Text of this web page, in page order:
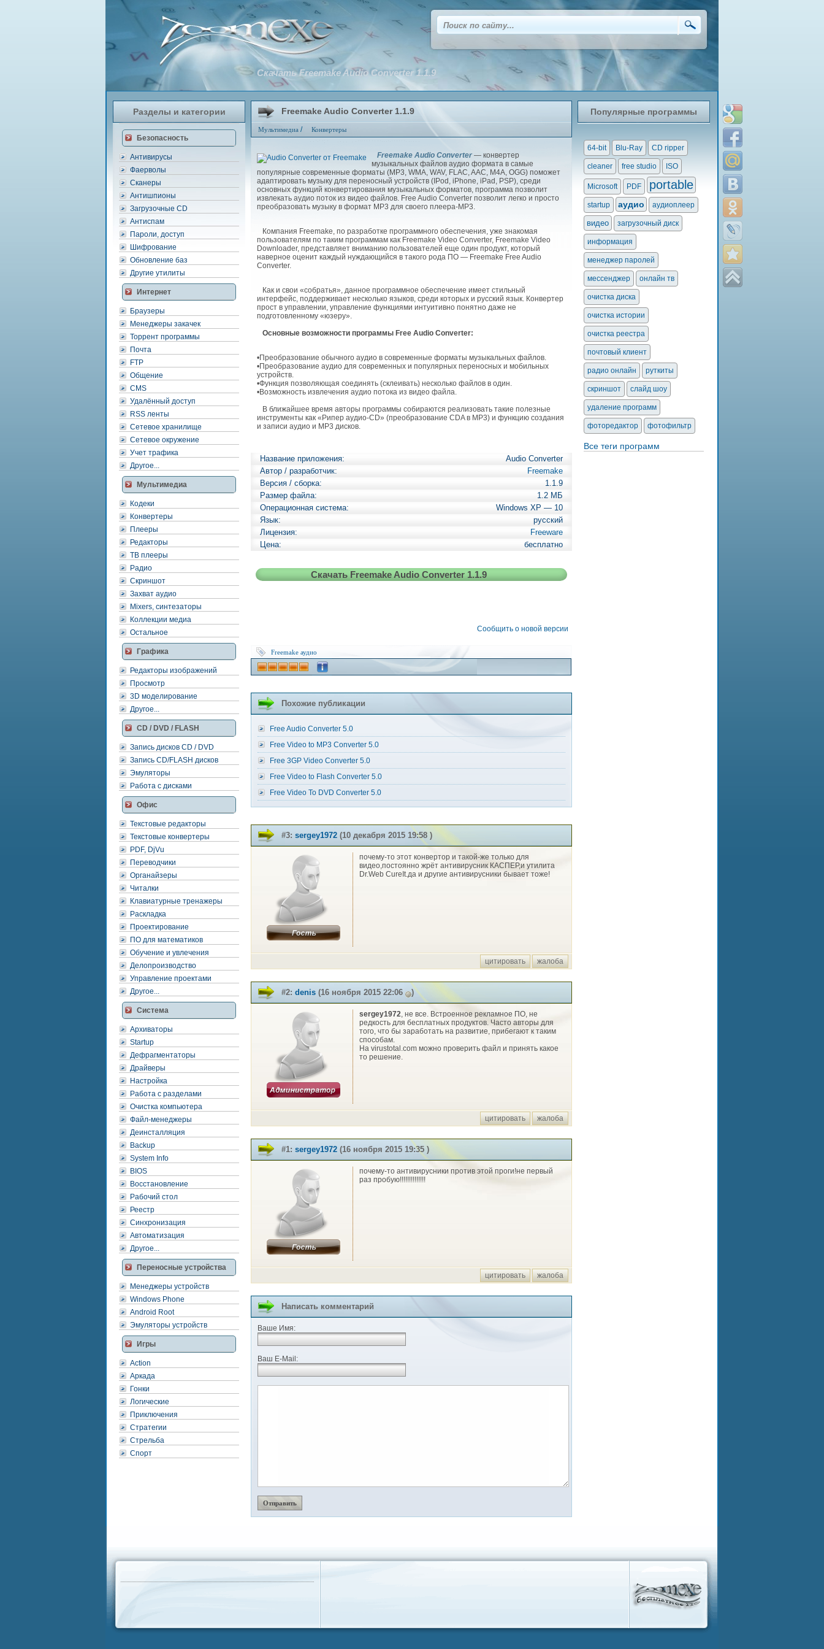
Разделы и категории
Безопасность
Антивирусы
Фаерволы
Сканеры
Антишпионы
Загрузочные CD
Антиспам
Пароли, доступ
Шифрование
Обновление баз
Другие утилиты
Интернет
Браузеры
Менеджеры закачек
Торрент программы
Почта
FTP
Общение
CMS
Удалённый доступ
RSS ленты
Сетевое хранилище
Сетевое окружение
Учет трафика
Другое...
Мультимедиа
Кодеки
Конвертеры
Плееры
Редакторы
ТВ плееры
Радио
Скриншот
Захват аудио
Mixers, синтезаторы
Коллекции медиа
Остальное
Графика
Редакторы изображений
Просмотр
3D моделирование
Другое...
CD / DVD / FLASH
Запись дисков CD / DVD
Запись CD/FLASH дисков
Эмуляторы
Работа с дисками
Офис
Текстовые редакторы
Текстовые конвертеры
PDF, DjVu
Переводчики
Органайзеры
Читалки
Клавиатурные тренажеры
Раскладка
Проектирование
ПО для математиков
Обучение и увлечения
Делопроизводство
Управление проектами
Другое...
Система
Архиваторы
Startup
Дефрагментаторы
Драйверы
Настройка
Работа с разделами
Очистка компьютера
Файл-менеджеры
Деинсталляция
Backup
System Info
BIOS
Восстановление
Рабочий стол
Реестр
Синхронизация
Автоматизация
Другое...
Переносные устройства
Менеджеры устройств
Windows Phone
Android Root
Эмуляторы устройств
Игры
Action
Аркада
Гонки
Логические
Приключения
Стратегии
Стрельба
Спорт
Freemake Audio Converter 1.1.9
Мультимедиа / Конвертеры
Скачать Freemake Audio Converter 1.1.9
Freemake Audio Converter — конвертер
музыкальных файлов аудио формата в самые
популярные современные форматы (MP3, WMA, WAV, FLAC, AAC, M4A, OGG) поможет
адаптировать музыку для переносный устройств (IPod, iPhone, iPad, PSP), среди
основных функций конвертирования музыкальных форматов, программа позволит
извлекать аудио поток из видео файлов. Free Audio Converter позволит легко и просто
преобразовать музыку в формат MP3 для своего плеера-MP3.
Компания Freemake, по разработке программного обеспечения, уже знакомая
пользователям по таким программам как Freemake Video Converter, Freemake Video
Downloader, представляет вниманию пользователей еще один продукт, который
наверное оценит каждый нуждающийся в такого рода ПО — Freemake Free Audio
Converter.
Как и свои «собратья», данное программное обеспечение имеет стильный
интерфейс, поддерживает несколько языков, среди которых и русский язык. Конвертер
прост в управлении, управление функциями интуитивно понятно даже не
подготовленному «юзеру».
Основные возможности программы Free Audio Converter:
•Преобразование обычного аудио в современные форматы музыкальных файлов.
•Преобразование аудио для современных и популярных переносных и мобильных
устройств.
•Функция позволяющая соединять (склеивать) несколько файлов в один.
•Возможность извлечения аудио потока из видео файла.
В ближайшее время авторы программы собираются реализовать такие полезные
инструменты как «Рипер аудио-CD» (преобразование CDA в MP3) и функцию создания
и записи аудио и MP3 дисков.
Название приложения:
Audio Converter
Автор / разработчик:
Freemake
Версия / сборка:
1.1.9
Размер файла:
1.2 МБ
Операционная система:
Windows XP — 10
Язык:
русский
Лицензия:
Freeware
Цена:
бесплатно
Скачать Freemake Audio Converter 1.1.9
Сообщить о новой версии
Freemake аудио
Похожие публикации
Free Audio Converter 5.0
Free Video to MP3 Converter 5.0
Free 3GP Video Converter 5.0
Free Video to Flash Converter 5.0
Free Video To DVD Converter 5.0
#3: sergey1972 (10 декабря 2015 19:58 )
почему-то этот конвертор и такой-же только для
видео,постоянно жрёт антивирусник КАСПЕР,и утилита
Dr.Web CureIt.да и другие антивирусники бывает тоже!
цитировать жалоба
#2: denis (16 ноября 2015 22:06 )
sergey1972, не все. Встроенное рекламное ПО, не
редкость для бесплатных продуктов. Часто авторы для
того, что бы заработать на развитие, прибегают к таким
способам.
На virustotal.com можно проверить файл и принять какое
то решение.
цитировать жалоба
#1: sergey1972 (16 ноября 2015 19:35 )
почему-то антивирусники против этой проги!не первый
раз пробую!!!!!!!!!!!!!!
цитировать жалоба
Написать комментарий
Ваше Имя:
Ваш E-Mail:
Популярные программы
64-bit Blu-Ray CD ripper
cleaner free studio ISO
Microsoft PDF portable
startup аудио аудиоплеер
видео загрузочный диск
информация
менеджер паролей
мессенджер онлайн тв
очистка диска
очистка истории
очистка реестра
почтовый клиент
радио онлайн руткиты
скриншот слайд шоу
удаление программ
фоторедактор фотофильтр
Все теги программ